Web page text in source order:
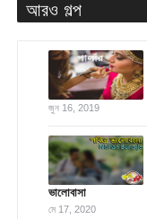
আরও গল্প
জুন 16, 2019
ভালোবাসা
মে 17, 2020